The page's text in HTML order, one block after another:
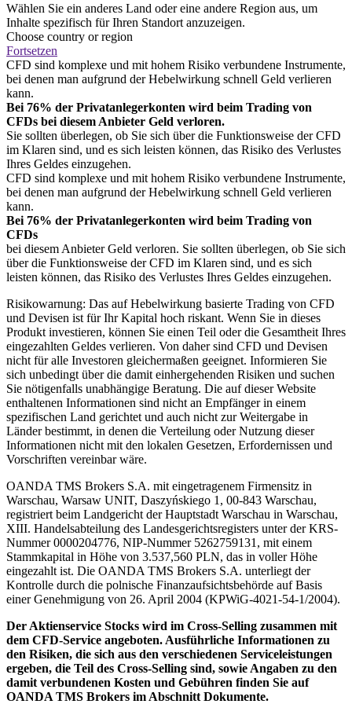
Wählen Sie ein anderes Land oder eine andere Region aus, um
Inhalte spezifisch für Ihren Standort anzuzeigen.
Choose country or region
Fortsetzen
CFD sind komplexe und mit hohem Risiko verbundene Instrumente,
bei denen man aufgrund der Hebelwirkung schnell Geld verlieren
kann.
Bei 76% der Privatanlegerkonten wird beim Trading von
CFDs bei diesem Anbieter Geld verloren.
Sie sollten überlegen, ob Sie sich über die Funktionsweise der CFD
im Klaren sind, und es sich leisten können, das Risiko des Verlustes
Ihres Geldes einzugehen.
CFD sind komplexe und mit hohem Risiko verbundene Instrumente,
bei denen man aufgrund der Hebelwirkung schnell Geld verlieren
kann.
Bei 76% der Privatanlegerkonten wird beim Trading von
CFDs
bei diesem Anbieter Geld verloren. Sie sollten überlegen, ob Sie sich
über die Funktionsweise der CFD im Klaren sind, und es sich
leisten können, das Risiko des Verlustes Ihres Geldes einzugehen.
Risikowarnung: Das auf Hebelwirkung basierte Trading von CFD
und Devisen ist für Ihr Kapital hoch riskant. Wenn Sie in dieses
Produkt investieren, können Sie einen Teil oder die Gesamtheit Ihres
eingezahlten Geldes verlieren. Von daher sind CFD und Devisen
nicht für alle Investoren gleichermaßen geeignet. Informieren Sie
sich unbedingt über die damit einhergehenden Risiken und suchen
Sie nötigenfalls unabhängige Beratung. Die auf dieser Website
enthaltenen Informationen sind nicht an Empfänger in einem
spezifischen Land gerichtet und auch nicht zur Weitergabe in
Länder bestimmt, in denen die Verteilung oder Nutzung dieser
Informationen nicht mit den lokalen Gesetzen, Erfordernissen und
Vorschriften vereinbar wäre.
OANDA TMS Brokers S.A. mit eingetragenem Firmensitz in
Warschau, Warsaw UNIT, Daszyńskiego 1, 00-843 Warschau,
registriert beim Landgericht der Hauptstadt Warschau in Warschau,
XIII. Handelsabteilung des Landesgerichtsregisters unter der KRS-
Nummer 0000204776, NIP-Nummer 5262759131, mit einem
Stammkapital in Höhe von 3.537,560 PLN, das in voller Höhe
eingezahlt ist. Die OANDA TMS Brokers S.A. unterliegt der
Kontrolle durch die polnische Finanzaufsichtsbehörde auf Basis
einer Genehmigung von 26. April 2004 (KPWiG-4021-54-1/2004).
Der Aktienservice Stocks wird im Cross-Selling zusammen mit
dem CFD-Service angeboten. Ausführliche Informationen zu
den Risiken, die sich aus den verschiedenen Serviceleistungen
ergeben, die Teil des Cross-Selling sind, sowie Angaben zu den
damit verbundenen Kosten und Gebühren finden Sie auf
OANDA TMS Brokers im Abschnitt Dokumente.